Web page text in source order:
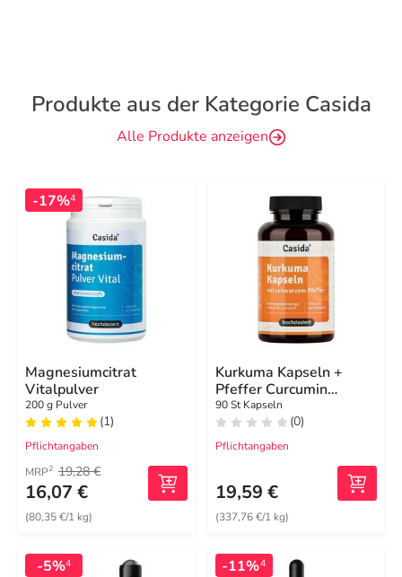
Produkte aus der Kategorie Casida
Alle Produkte anzeigen
-17%4
Magnesiumcitrat
Vitalpulver
200 g Pulver
(1)
Pflichtangaben
MRP2 19,28 €
16,07 €
(80,35 €/1 kg)
Kurkuma Kapseln +
Pfeffer Curcumin
hochdosiert
90 St Kapseln
(0)
Pflichtangaben
19,59 €
(337,76 €/1 kg)
-5%4 -11%4